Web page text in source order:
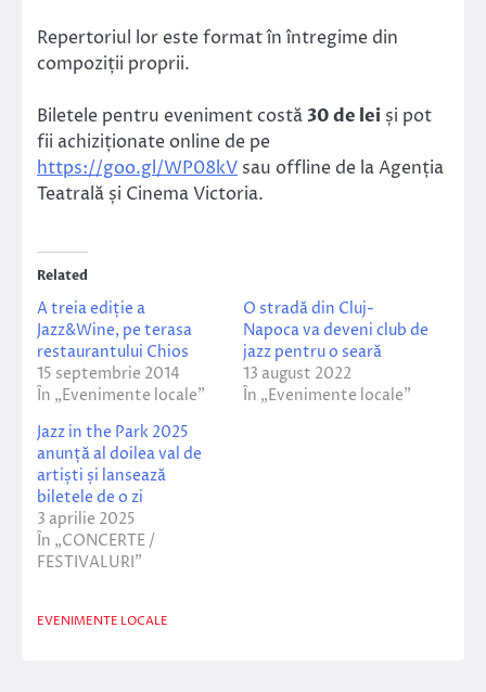
Repertoriul lor este format în întregime din
compoziții proprii.
Biletele pentru eveniment costă 30 de lei și pot
fii achiziționate online de pe
https://goo.gl/WP08kV sau offline de la Agenția
Teatrală și Cinema Victoria.
Related
A treia ediție a
Jazz&Wine, pe terasa
restaurantului Chios
15 septembrie 2014
În „Evenimente locale”
O stradă din Cluj-
Napoca va deveni club de
jazz pentru o seară
13 august 2022
În „Evenimente locale”
Jazz in the Park 2025
anunță al doilea val de
artiști și lansează
biletele de o zi
3 aprilie 2025
În „CONCERTE /
FESTIVALURI”
EVENIMENTE LOCALE